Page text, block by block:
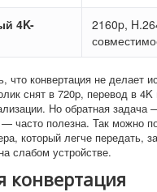
4K-
2160p,
что конвертация не делает
снят в 720p, перевод в 4K
Но обратная
часто полезна. Так можно
который легче передать,
слабом устройстве.
конвертация